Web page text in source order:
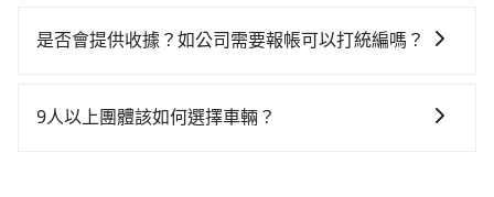
50%的交通費用。
就非常不方便。再者，租車地點可能離新北市三重區還
查，甚至還要先自行加滿油，如遇到不肖業者，還車時
議出發前一天中午以前完成預約，越早下訂價格越低
檢疫、預約叫車、機場接送、定期洗腎、包月上下班，
司報帳打統編，在結帳時可以受理，並於乘車後一週內
一次使用tripool的會擔心價格比市價便宜不少，是不是
淘汰顧客評分較低的司機，且車輛均要求5年內新車，司
是否會提供收據？如公司需要報帳可以打統編嗎？
旅行業代收轉付電子收據，如果公司需要報公帳，在預
9人以上團體該如何選擇車輛？